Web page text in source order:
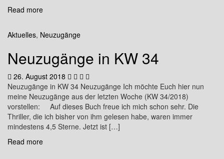
Read more
Aktuelles, Neuzugänge
Neuzugänge in KW 34
26. August 2018
Neuzugänge in KW 34 Neuzugänge Ich möchte Euch hier nun
meine Neuzugänge aus der letzten Woche (KW 34/2018)
vorstellen: Auf dieses Buch freue ich mich schon sehr. Die
Thriller, die ich bisher von ihm gelesen habe, waren immer
mindestens 4,5 Sterne. Jetzt ist […]
Read more